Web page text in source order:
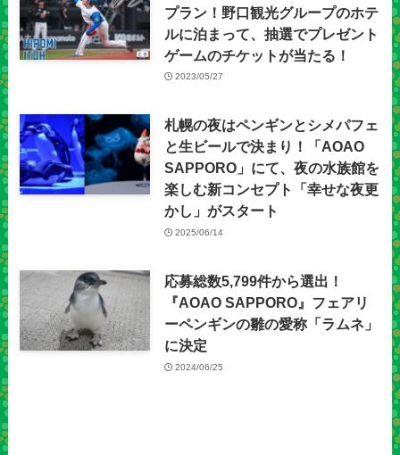
プラン！野口観光グループのホテ
ルに泊まって、抽選でプレゼント
ゲームのチケットが当たる！
2023/05/27
札幌の夜はペンギンとシメパフェ
と生ビールで決まり！「AOAO
SAPPORO」にて、夜の水族館を
楽しむ新コンセプト「幸せな夜更
かし」がスタート
2025/06/14
応募総数5,799件から選出！
『AOAO SAPPORO』フェアリ
ーペンギンの雛の愛称「ラムネ」
に決定
2024/06/25